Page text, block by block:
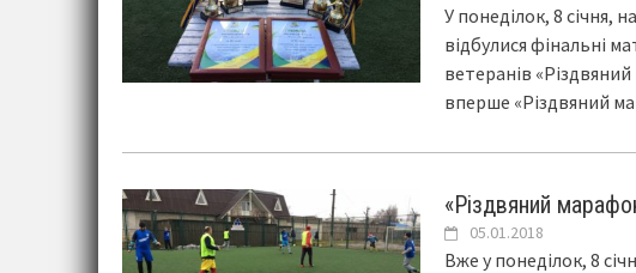
У понеділок, 8 січня,
відбулися фінальні
ветеранів
вперше «Різдвяний
«Різдвяний
05.01.2018
Вже у понеділок, 8